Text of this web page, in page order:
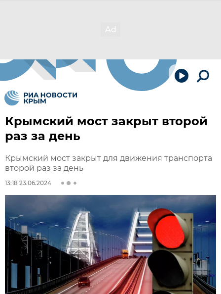
Крымский мост закрыт второй
раз за день
Крымский мост закрыт для движения транспорта
второй раз за день
13:18 23.06.2024